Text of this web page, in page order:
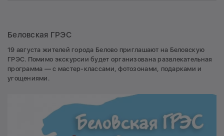
Беловская ГРЭС
19 августа жителей города Белово приглашают на Беловскую
ГРЭС. Помимо экскурсии будет организована развлекательная
программа — с мастер-классами, фотозонами, подарками и
угощениями.